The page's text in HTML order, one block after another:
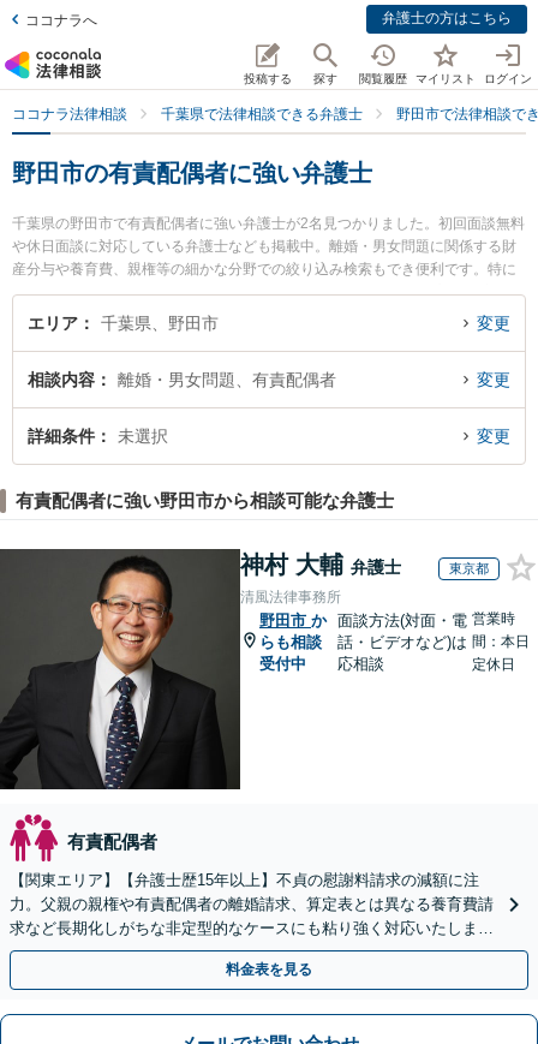
ココナラへ 弁護士の方はこちら
投稿する 探す 閲覧履歴 マイリスト ログイン
ココナラ法律相談 千葉県で法律相談できる弁護士 野田市で法律相談で
野田市の有責配偶者に強い弁護士
千葉県の野田市で有責配偶者に強い弁護士が2名見つかりました。初回面談無料
や休日面談に対応している弁護士なども掲載中。離婚・男女問題に関係する財
産分与や養育費、親権等の細かな分野での絞り込み検索もでき便利です。特に
野田けやき法律事務所の松澤 英司弁護士や野田総合法律事務所の高山 聡宏弁護
士のプロフィール情報や弁護士費用、強みなどが注目されています。『野田市
『初回相談無料で有責配偶者を法律相談できる野田市内の弁護士に相談予約し
たい』などでお困りの相談者さんにおすすめです。
エリア 千葉県、野田市 変更
相談内容 離婚・男女問題、有責配偶者 変更
詳細条件 未選択 変更
有責配偶者に強い野田市から相談可能な弁護士
神村 大輔 弁護士 東京都
清風法律事務所
野田市 か
らも相談
受付中
面談方法(対面・電
話・ビデオなど)は
応相談
営業時
間：本日
定休日
有責配偶者
【関東エリア】【弁護士歴15年以上】不貞の慰謝料請求の減額に注
力。父親の親権や有責配偶者の離婚請求、算定表とは異なる養育費請
求など長期化しがちな非定型的なケースにも粘り強く対応いたしま
す。【初回相談30分無料】【休日・夜間相談可】
料金表を見る